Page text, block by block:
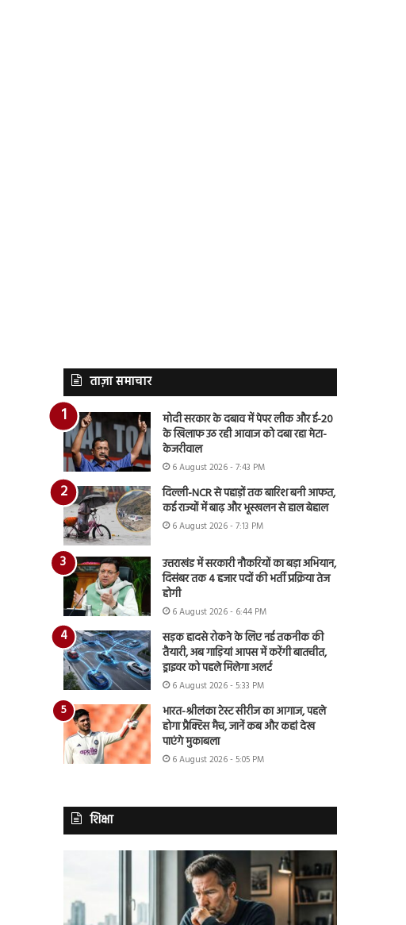
ताज़ा समाचार
मोदी सरकार के दबाव में पेपर लीक और ई-20
के खिलाफ उठ रही आवाज को दबा रहा मेटा-
केजरीवाल
6 August 2026 - 7:43 PM
दिल्ली-NCR से पहाड़ों तक बारिश बनी आफत,
कई राज्यों में बाढ़ और भूस्खलन से हाल बेहाल
6 August 2026 - 7:13 PM
उत्तराखंड में सरकारी नौकरियों का बड़ा अभियान,
दिसंबर तक 4 हजार पदों की भर्ती प्रक्रिया तेज
होगी
6 August 2026 - 6:44 PM
सड़क हादसे रोकने के लिए नई तकनीक की
तैयारी, अब गाड़ियां आपस में करेंगी बातचीत,
ड्राइवर को पहले मिलेगा अलर्ट
6 August 2026 - 5:33 PM
भारत-श्रीलंका टेस्ट सीरीज का आगाज, पहले
होगा प्रैक्टिस मैच, जानें कब और कहां देख
पाएंगे मुकाबला
6 August 2026 - 5:05 PM
शिक्षा